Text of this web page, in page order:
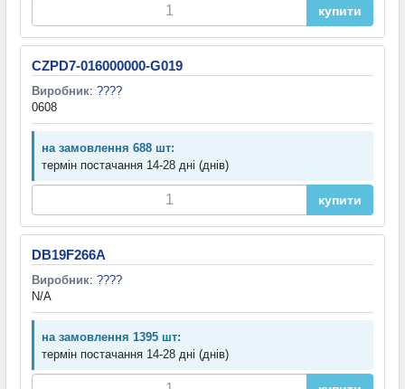
купити
CZPD7-016000000-G019
Виробник: ????
0608
на замовлення 688 шт:
термін постачання 14-28 дні (днів)
купити
DB19F266A
Виробник: ????
N/A
на замовлення 1395 шт:
термін постачання 14-28 дні (днів)